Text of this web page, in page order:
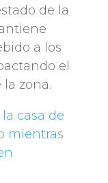
de la
a los
el
zona.
casa de
mientras